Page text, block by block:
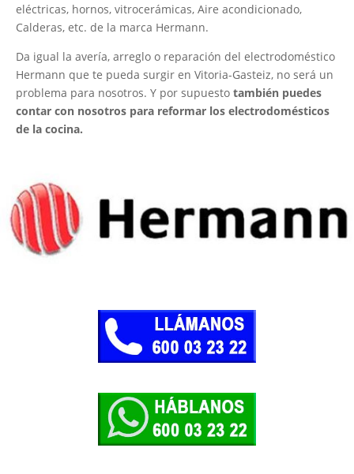
eléctricas, hornos, vitrocerámicas, Aire acondicionado,
Calderas, etc. de la marca Hermann.
Da igual la avería, arreglo o reparación del electrodoméstico
Hermann que te pueda surgir en Vitoria-Gasteiz, no será un
problema para nosotros. Y por supuesto también puedes
contar con nosotros para reformar los electrodomésticos
de la cocina.